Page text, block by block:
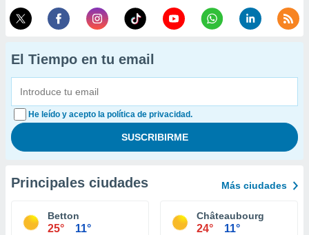
El Tiempo en tu email
He leído y acepto la política de privacidad.
Principales ciudades Más ciudades
Betton
25° 11°
Châteaubourg
24° 11°